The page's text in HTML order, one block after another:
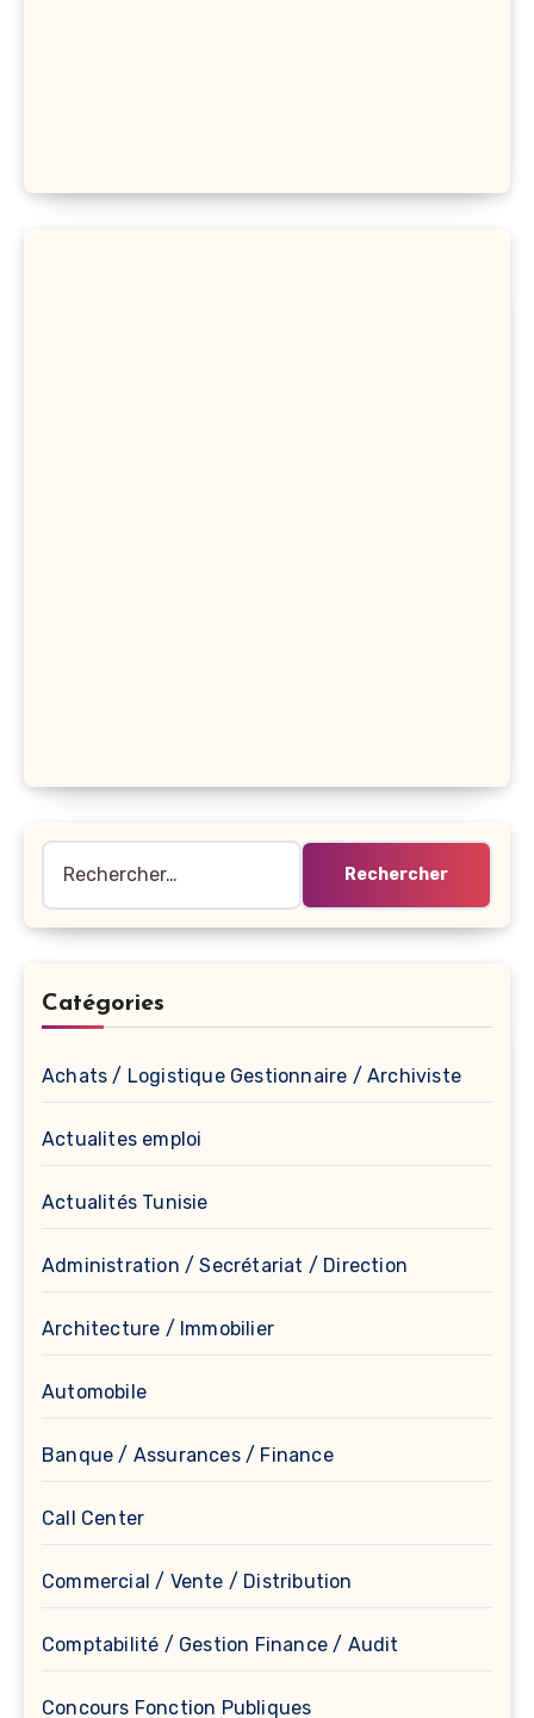
Catégories
Achats / Logistique Gestionnaire / Archiviste
Actualites emploi
Actualités Tunisie
Administration / Secrétariat / Direction
Architecture / Immobilier
Automobile
Banque / Assurances / Finance
Call Center
Commercial / Vente / Distribution
Comptabilité / Gestion Finance / Audit
Concours Fonction Publiques